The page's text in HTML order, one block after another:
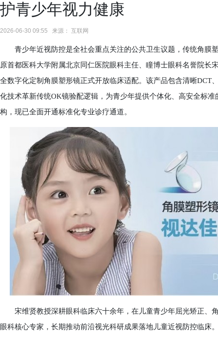
护青少年视力健康
2026-06-30 09:55 来源： 互联网
青少年近视防控是全社会重点关注的公共卫生议题，传统角膜
原首都医科大学附属北京同仁医院眼科主任、瞳博士眼科名誉院
全数字化定制角膜塑形镜正式开放临床适配。该产品包含清晰DCT
化技术革新传统OK镜验配逻辑，为青少年提供个体化、高安全标
构，现已全面开通标准化专业诊疗通道。
宋维贤教授深耕眼科临床六十余年，在儿童青少年屈光矫正、
眼科核心专家，长期推动前沿视光科研成果落地儿童近视防控临